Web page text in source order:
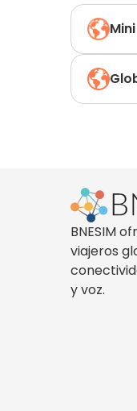
BNESIM
viajeros
y voz.